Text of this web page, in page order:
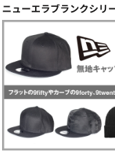
ニューエラブランクシリ